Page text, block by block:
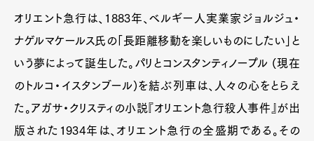
Official Columnist
About
Contact
Pen international Pen tw
オリエント急行は、1883年、ベルギー人実業家ジョルジュ・
ナゲルマケールス氏の「長距離移動を楽しいものにしたい」と
いう夢によって誕生した。パリとコンスタンティノープル (現在
のトルコ・イスタンブール)を結ぶ列車は、人々の心をとらえ
た。アガサ・クリスティの小説『オリエント急行殺人事件』が出
版された1934年は、オリエント急行の全盛期である。その